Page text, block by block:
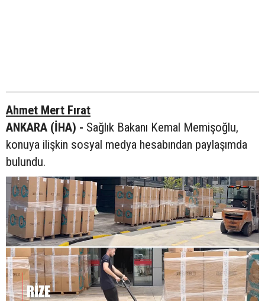
Ahmet Mert Fırat
ANKARA (İHA) - Sağlık Bakanı Kemal Memişoğlu,
konuya ilişkin sosyal medya hesabından paylaşımda
bulundu.